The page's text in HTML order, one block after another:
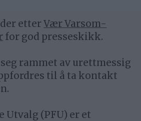
etterVær Varsom-
for god presseskikk.
rammet av urettmessig
til å ta kontakt
Utvalg (PFU) er et